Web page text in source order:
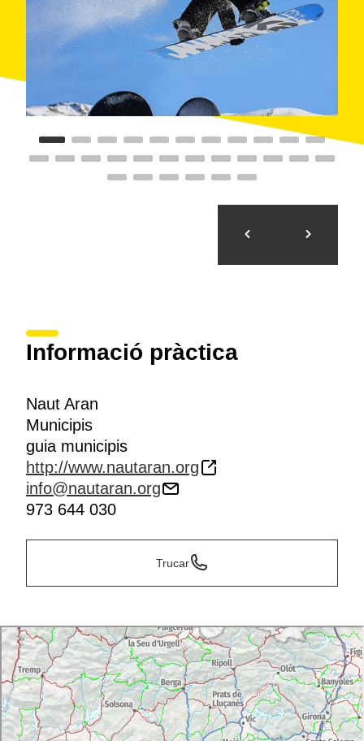
Informació pràctica
Naut Aran
Municipis
guia municipis
http://www.nautaran.org
info@nautaran.org
973 644 030
Trucar